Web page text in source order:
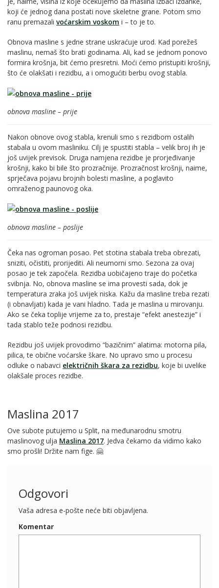
koji će jednog dana postati nove skeletne grane. Potom smo
ranu premazali voćarskim voskom i – to je to.
Obnova masline s jedne strane uskraćuje urod. Kad porežeš
maslinu, nemaš što brati godinama. Ali, kad se jednom ponovo
formira krošnja, bit ćemo presretni. Moći ćemo pristupiti krošnji,
što će olakšati i rezidbu, a i omogućiti berbu ovog stabla.
obnova masline – prije
Nakon obnove ovog stabla, krenuli smo s rezidbom ostalih
stabala u ovom masliniku. Cilj je spustiti stabla – velik broj ih je
još uvijek previsok. Druga namjena rezidbe je prorjeđivanje
krošnji, kako bi bile što prozračnije. Prozračnost krošnji, naime,
sprječava pojavu brojnih bolesti masline, a poglavito
omraženog paunovog oka.
obnova masline – poslije
Čeka nas ogroman posao. Pet stotina stabala treba obrezati,
sniziti, očistiti, prorijediti. Ali neumorni smo. Sezona za ovaj
posao je tek započela. Rezidba uobičajeno traje do početka
svibnja. No, obnova masline se ima provesti sada, dok je
temperatura zraka još uvijek niska. Kažu da masline treba rezati
(i obnavljati) kada je vani hladno. Tada je maslina u mirovanju.
Ako se čeka toplije vrijeme za to, prestaje “efekt anestezije” i
tada stablo teže podnosi rezidbu.
Rezidbu još uvijek provodimo “bazičnim” alatima: motorna pila,
pilica, te obične voćarske škare. No upravo smo u procesu
odluke o nabavci električnih škara za rezidbu, koje bi uvelike
olakšale proces rezidbe.
Maslina 2017
Ove subote putujemo u Split, na međunarodnu smotru
maslinovog ulja Maslina 2017. Jedva čekamo da vidimo kako
smo prošli! Držite nam fige. 🤗
Odgovori
Vaša adresa e-pošte neće biti objavljena.
Komentar